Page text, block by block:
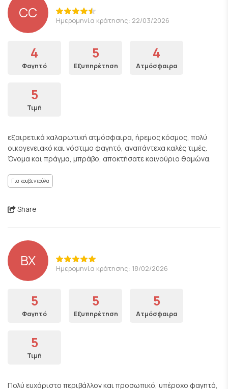
CC Ημερομηνία κράτησης: 22/03/2026
4
Φαγητό
5
Εξυπηρέτηση
4
Ατμόσφαιρα
5
Τιμή
εξαιρετικά χαλαρωτική ατμόσφαιρα, ήρεμος κόσμος, πολύ
οικογενειακό και νόστιμο φαγητό, αναπάντεχα καλές τιμές.
Όνομα και πράγμα, μπράβο, αποκτήσατε καινούριο θαμώνα.
Για κουβεντούλα
Share
ΒΧ Ημερομηνία κράτησης: 18/02/2026
5
Φαγητό
5
Εξυπηρέτηση
5
Ατμόσφαιρα
5
Τιμή
Πολύ ευχάριστο περιβάλλον και προσωπικό, υπέροχο φαγητό,